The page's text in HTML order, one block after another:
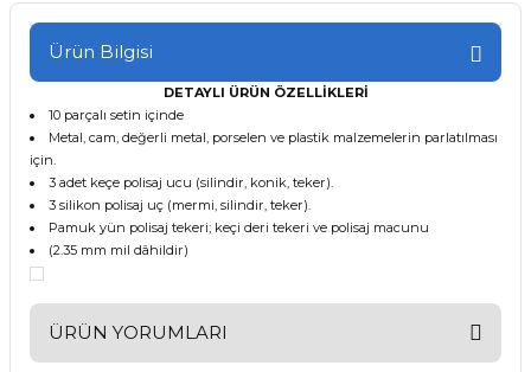
Ürün Bilgisi
DETAYLI ÜRÜN ÖZELLİKLERİ
10 parçalı setin içinde
Metal, cam, değerli metal, porselen ve plastik malzemelerin parlatılması
için.
3 adet keçe polisaj ucu (silindir, konik, teker).
3 silikon polisaj uç (mermi, silindir, teker).
Pamuk yün polisaj tekeri; keçi deri tekeri ve polisaj macunu
(2.35 mm mil dâhildir)
ÜRÜN YORUMLARI